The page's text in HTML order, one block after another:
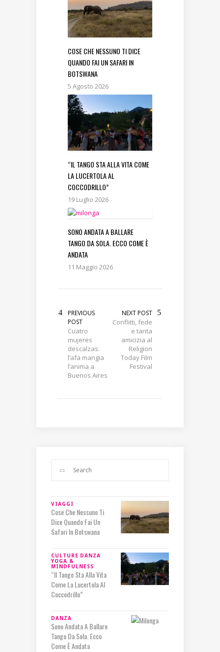
COSE CHE NESSUNO TI DICE
QUANDO FAI UN SAFARI IN
BOTSWANA
5 Agosto 2026
“IL TANGO STA ALLA VITA COME
LA LUCERTOLA AL
COCCODRILLO”
19 Luglio 2026
SONO ANDATA A BALLARE
TANGO DA SOLA. ECCO COME È
ANDATA
11 Maggio 2026
PREVIOUS
POST
Cuatro
mujeres
descalzas:
l’afa mangia
l’anima a
Buenos Aires
NEXT POST
Conflitti, fede
e tanta
amicizia al
Religion
Today Film
Festival
VIAGGI
Cose Che Nessuno Ti
Dice Quando Fai Un
Safari In Botswana
CULTURE DANZA
YOGA &
MINDFULNESS
“Il Tango Sta Alla Vita
Come La Lucertola Al
Coccodrillo”
DANZA
Sono Andata A Ballare
Tango Da Sola. Ecco
Come È Andata